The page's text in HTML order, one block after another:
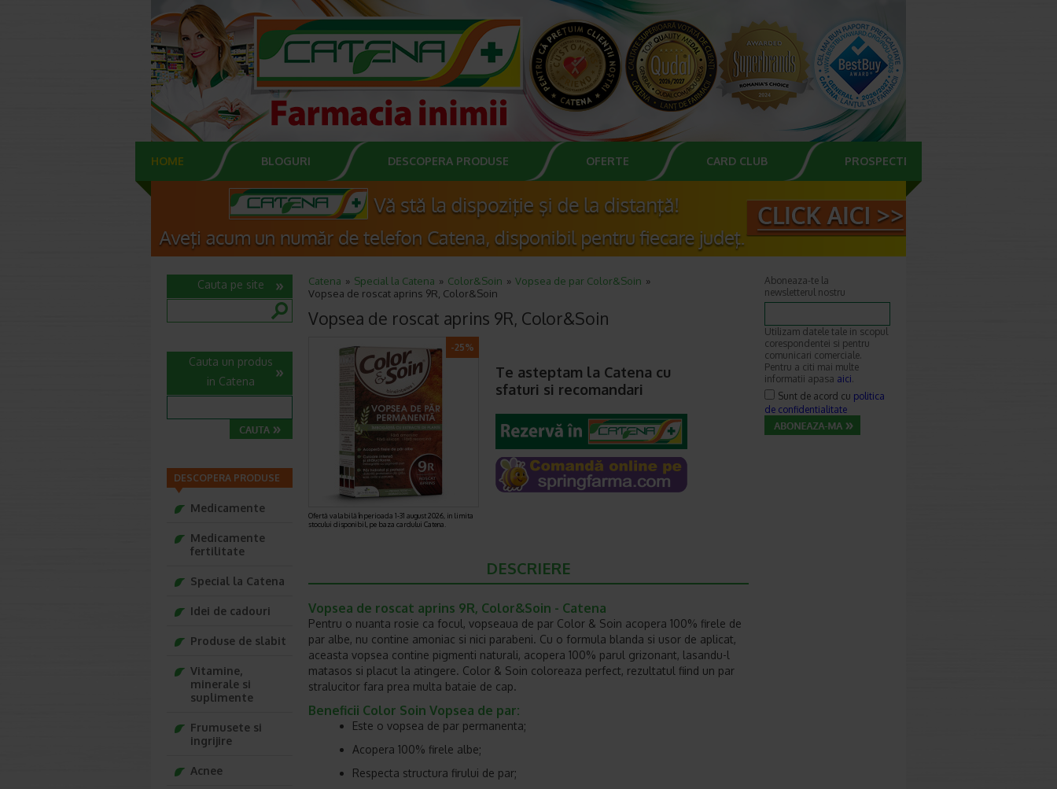
HOME BLOGURI DESCOPERA PRODUSE OFERTE CARD CLUB PROSPECTE
Catena Special la Catena Color&Soin
Vopsea de par Color&Soin
Vopsea de roscat aprins 9R, Color&Soin
Vopsea de roscat aprins 9R, Color&Soin
-25%
Ofertă valabilă în perioada 1-31 august 2026, in limita
stocului disponibil, pe baza cardului Catena.
Te asteptam la Catena cu
sfaturi si recomandari
DESCRIERE
Vopsea de roscat aprins 9R, Color&Soin - Catena
Pentru o nuanta rosie ca focul, vopseaua de par Color & Soin acopera 100% firele de
par albe, nu contine amoniac si nici parabeni. Cu o formula blanda si usor de aplicat,
aceasta vopsea contine pigmenti naturali, acopera 100% parul grizonant, lasandu-l
matasos si placut la atingere. Color & Soin coloreaza perfect, rezultatul fiind un par
stralucitor fara prea multa bataie de cap.
Beneficii Color Soin Vopsea de par:
Este o vopsea de par permanenta;
Acopera 100% firele albe;
Respecta structura firului de par;
Cauta pe site
Cauta un produs
in Catena
DESCOPERA PRODUSE
Medicamente
Medicamente
fertilitate
Special la Catena
Idei de cadouri
Produse de slabit
Vitamine,
minerale si
suplimente
Frumusete si
ingrijire
Acnee
Aboneaza-te la
newsletterul nostru
Utilizam datele tale in scopul
corespondentei si pentru
comunicari comerciale.
Pentru a citi mai multe
informatii apasa aici.
Sunt de acord cu politica
de confidentialitate